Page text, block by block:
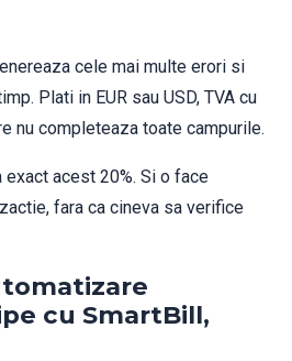
cele mai multe erori si
Plati in EUR sau USD, TVA cu
nu completeaza toate campurile.
acest 20%. Si o face
fara ca cineva sa verifice
cu SmartBill,